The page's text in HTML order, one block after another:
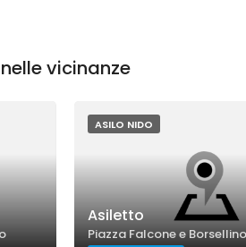
vicinanze
ASILO NIDO
Asiletto
Piazza Falcone e